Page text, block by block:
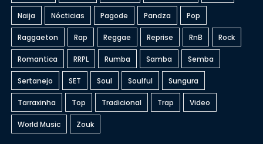
Naija Nócticias Pagode Pandza Pop
Raggaeton Rap Reggae Reprise RnB Rock
Romantica RRPL Rumba Samba Semba
Sertanejo SET Soul Soulful Sungura
Tarraxinha Top Tradicional Trap Video
World Music Zouk